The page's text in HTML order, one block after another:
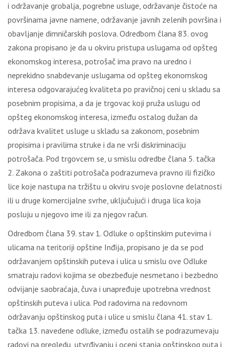
i održavanje grobalјa, pogrebne usluge, održavanje čistoće na
površinama javne namene, održavanje javnih zelenih površina i
obavlјanje dimničarskih poslova. Odredbom člana 83. ovog
zakona propisano je da u okviru pristupa uslugama od opšteg
ekonomskog interesa, potrošač ima pravo na uredno i
neprekidno snabdevanje uslugama od opšteg ekonomskog
interesa odgovarajućeg kvaliteta po pravičnoj ceni u skladu sa
posebnim propisima, a da je trgovac koji pruža uslugu od
opšteg ekonomskog interesa, između ostalog dužan da
održava kvalitet usluge u skladu sa zakonom, posebnim
propisima i pravilima struke i da ne vrši diskriminaciju
potrošača. Pod trgovcem se, u smislu odredbe člana 5. tačka
2. Zakona o zaštiti potrošača podrazumeva pravno ili fizičko
lice koje nastupa na tržištu u okviru svoje poslovne delatnosti
ili u druge komercijalne svrhe, uklјučujući i druga lica koja
posluju u njegovo ime ili za njegov račun.
Odredbom člana 39. stav 1. Odluke o opštinskim putevima i
ulicama na teritoriji opštine Inđija, propisano je da se pod
održavanjem opštinskih puteva i ulica u smislu ove Odluke
smatraju radovi kojima se obezbeđuje nesmetano i bezbedno
odvijanje saobraćaja, čuva i unapređuje upotrebna vrednost
opštinskih puteva i ulica. Pod radovima na redovnom
održavanju opštinskog puta i ulice u smislu člana 41. stav 1.
tačka 13. navedene odluke, između ostalih se podrazumevaju
radovi na pregledu, utvrđivanju i oceni stanja opštinskog puta i